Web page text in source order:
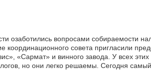
озаботились вопросами собираемости
координационного совета пригласили
«Сармат» и винного завода. У всех
но они легко решаемы. Сегодня